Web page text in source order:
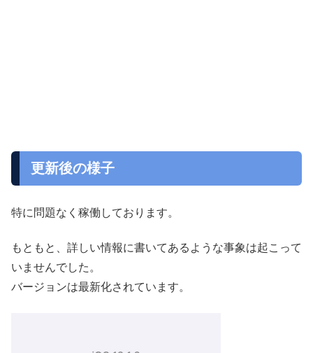
更新後の様子
特に問題なく稼働しております。
もともと、詳しい情報に書いてあるような事象は起こって
いませんでした。
バージョンは最新化されています。